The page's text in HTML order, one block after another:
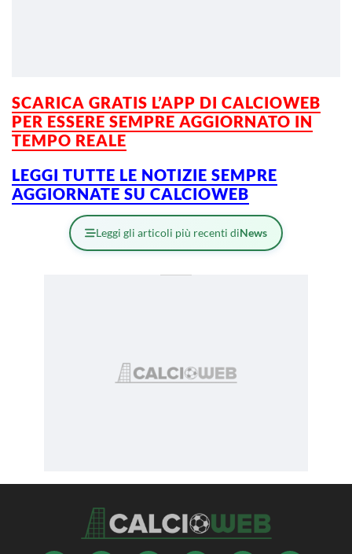
SCARICA GRATIS L’APP DI CALCIOWEB
PER ESSERE SEMPRE AGGIORNATO IN
TEMPO REALE
LEGGI TUTTE LE NOTIZIE SEMPRE
AGGIORNATE SU CALCIOWEB
Leggi gli articoli più recenti diNews